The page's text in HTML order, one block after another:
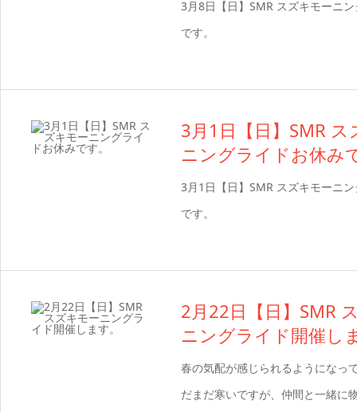
3月8日【日】SMR スズキモーニ
です。
3月1日【日】SMR ス
ニングライドお休み
3月1日【日】SMR スズキモーニ
です。
2月22日【日】SMR
ニングライド開催し
春の気配が感じられるようになっ
だまだ寒いですが、仲間と一緒に